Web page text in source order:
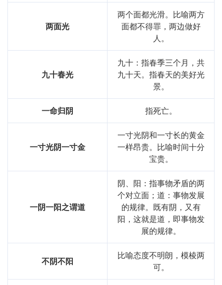
两面光
两个面都光滑。比喻两方
面都不得罪，两边做好
人。
九十春光
九十：指春季三个月，共
九十天。指春天的美好光
景。
一命归阴 指死亡。
一寸光阴一寸金
一寸光阴和一寸长的黄金
一样昂贵。比喻时间十分
宝贵。
一阴一阳之谓道
阴、阳：指事物矛盾的两
个对立面；道：事物发展
的规律。既有阴，又有
阳，这就是道，即事物发
展的规律。
不阴不阳
比喻态度不明朗，模棱两
可。